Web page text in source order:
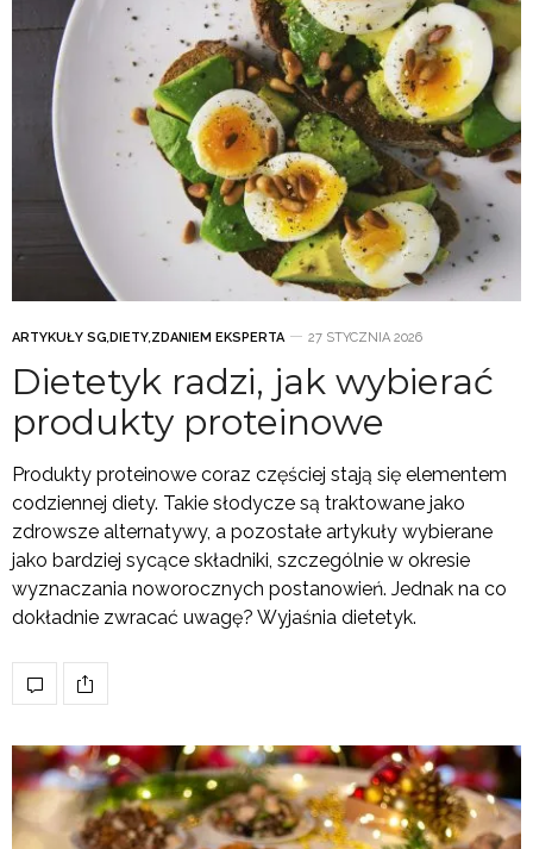
ARTYKUŁY SG,DIETY,ZDANIEM EKSPERTA 27 STYCZNIA 2026
Dietetyk radzi, jak wybierać
produkty proteinowe
Produkty proteinowe coraz częściej stają się elementem
codziennej diety. Takie słodycze są traktowane jako
zdrowsze alternatywy, a pozostałe artykuły wybierane
jako bardziej sycące składniki, szczególnie w okresie
wyznaczania noworocznych postanowień. Jednak na co
dokładnie zwracać uwagę? Wyjaśnia dietetyk.